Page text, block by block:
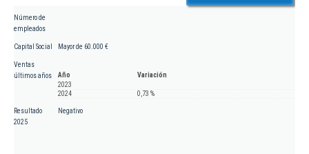
Número de
empleados
Capital Social Mayor de 60.000 €
Ventas
últimos años
Año
Variación
2023
2024
0,73 %
Resultado
2025
Negativo